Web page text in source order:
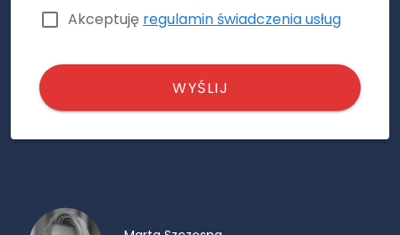
Akceptuję regulamin świadczenia usług
WYŚLIJ